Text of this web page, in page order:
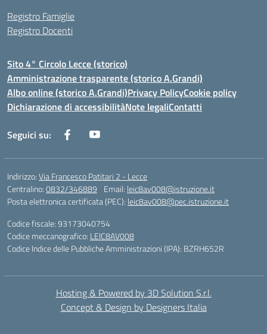
Registro Famiglie
Registro Docenti
Sito 4° Circolo Lecce (storico)
Amministrazione trasparente (storico A.Grandi)
Albo online (storico A.Grandi)Privacy PolicyCookie policy
Dichiarazione di accessibilitàNote legaliContatti
Seguici su:
Indirizzo:Via Francesco Patitari 2 - Lecce
Centralino:0832/346889 Email: leic8av008@istruzione.it
Posta elettronica certificata (PEC): leic8av008@pec.istruzione.it
Codice fiscale: 93173040754
Codice meccanografico: LEIC8AV008
Codice Indice delle Pubbliche Amministrazioni (IPA): BZRH652R
Hosting & Powered by 3D Solution S.r.l.
Concept & Design by Designers Italia